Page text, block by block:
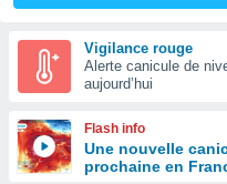
Vigilance rouge
Alerte canicule de
aujourd’hui
Flash info
Une nouvelle
prochaine en